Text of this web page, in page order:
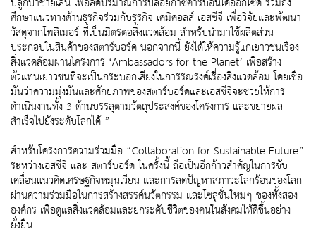
ศึกษาแนวทางด้านธุรกิจร่วมกับธุรกิจ เคมิคอลส์ เอสซีจี เพื่อวิจัยและพัฒนา
วัสดุจากโพลิเมอร์ ที่เป็นมิตรต่อสิ่งแวดล้อม สำหรับนำมาใช้ผลิตส่วน
ประกอบในสินค้าของสตาร์บอร์ด นอกจากนี้ ยังได้ให้ความรู้แก่เยาวชนเรื่อง
สิ่งแวดล้อมผ่านโครงการ ‘Ambassadors for the Planet’ เพื่อสร้าง
ตัวแทนเยาวชนที่จะเป็นกระบอกเสียงในการรณรงค์เรื่องสิ่งแวดล้อม โดยเชื่อ
มั่นว่าความมุ่งมั่นและศักยภาพของสตาร์บอร์ดและเอสซีจีจะช่วยให้การ
ดำเนินงานทั้ง 3 ด้านบรรลุตามวัตถุประสงค์ของโครงการ และขยายผล
สำเร็จไปยังระดับโลกได้ ”
สำหรับโครงการความร่วมมือ “Collaboration for Sustainable Future”
ระหว่างเอสซีจี และ สตาร์บอร์ด ในครั้งนี้ ถือเป็นอีกก้าวสำคัญในการขับ
เคลื่อนแนวคิดเศรษฐกิจหมุนเวียน และการลดปัญหาสภาวะโลกร้อนของโลก
ผ่านความร่วมมือในการสร้างสรรค์นวัตกรรม และโซลูชั่นใหม่ๆ ของทั้งสอง
องค์กร เพื่อดูแลสิ่งแวดล้อมและยกระดับชีวิตของคนในสังคมให้ดีขึ้นอย่าง
ยั่งยืน